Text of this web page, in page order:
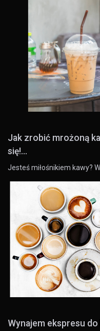
Jak zrobić mrożoną
się!...
Jesteś miłośnikiem kawy?
Wynajem ekspresu